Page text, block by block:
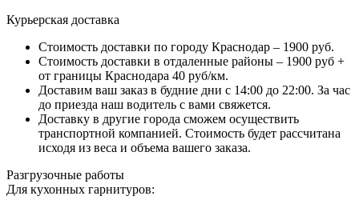
Курьерская доставка
Стоимость доставки по городу Краснодар – 1900 руб.
Стоимость доставки в отдаленные районы – 1900 руб +
от границы Краснодара 40 руб/км.
Доставим ваш заказ в будние дни с 14:00 до 22:00. За час
до приезда наш водитель с вами свяжется.
Доставку в другие города сможем осуществить
транспортной компанией. Стоимость будет рассчитана
исходя из веса и объема вашего заказа.
Разгрузочные работы
Для кухонных гарнитуров: